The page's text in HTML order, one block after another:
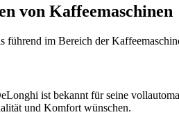
von Kaffeemaschinen
führend im Bereich der
ist bekannt für seine
und Komfort wünschen.